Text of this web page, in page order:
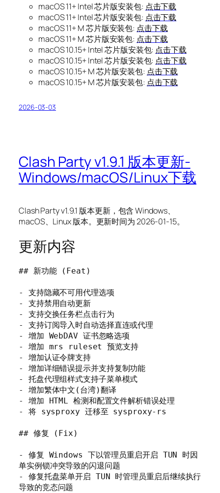
macOS 11+ Intel 芯片版安装包: 点击下载
macOS 11+ Intel 芯片版安装包: 点击下载
macOS 11+ M 芯片版安装包: 点击下载
macOS 11+ M 芯片版安装包: 点击下载
macOS 10.15+ Intel 芯片版安装包: 点击下载
macOS 10.15+ Intel 芯片版安装包: 点击下载
macOS 10.15+ M 芯片版安装包: 点击下载
macOS 10.15+ M 芯片版安装包: 点击下载
2026-03-03
Clash Party v1.9.1 版本更新-
Windows/macOS/Linux下载
Clash Party v1.9.1 版本更新，包含 Windows、
macOS、Linux 版本。更新时间为 2026-01-15。
更新内容
## 新功能 (Feat)
- 支持隐藏不可用代理选项
- 支持禁用自动更新
- 支持交换任务栏点击行为
- 支持订阅导入时自动选择直连或代理
- 增加 WebDAV 证书忽略选项
- 增加 mrs ruleset 预览支持
- 增加认证令牌支持
- 增加详细错误提示并支持复制功能
- 托盘代理组样式支持子菜单模式
- 增加繁体中文(台湾)翻译
- 增加 HTML 检测和配置文件解析错误处理
- 将 sysproxy 迁移至 sysproxy-rs
## 修复 (Fix)
- 修复 Windows 下以管理员重启开启 TUN 时因
单实例锁冲突导致的闪退问题
- 修复托盘菜单开启 TUN 时管理员重启后继续执行
导致的竞态问题